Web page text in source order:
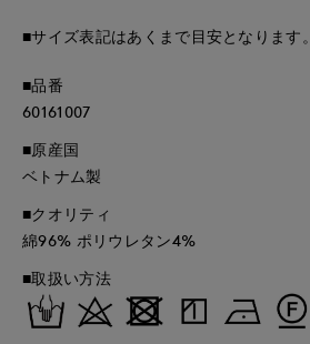
■サイズ表記はあくまで目安となります。
■品番
60161007
■原産国
ベトナム製
■クオリティ
綿96% ポリウレタン4%
■取扱い方法